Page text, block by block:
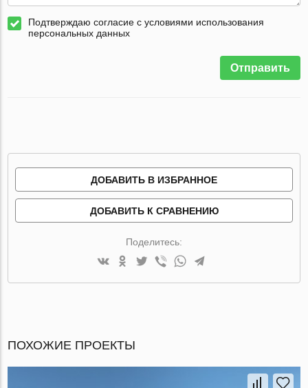
Подтверждаю согласие с условиями использования
персональных данных
Отправить
ДОБАВИТЬ В ИЗБРАННОЕ
ДОБАВИТЬ К СРАВНЕНИЮ
Поделитесь:
ПОХОЖИЕ ПРОЕКТЫ